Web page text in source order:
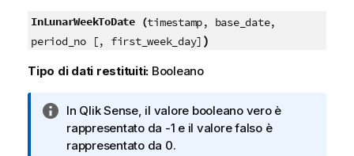
InLunarWeekToDate (timestamp, base_date,
period_no [, first_week_day] )
Tipo di dati restituiti: Booleano
N
o
t
In Qlik Sense, il valore booleano vero è
rappresentato da -1 e il valore falso è
rappresentato da 0.